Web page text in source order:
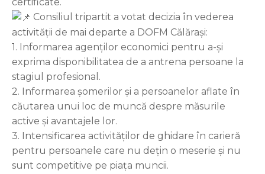
Consiliul tripartit a votat decizia în vederea
activității de mai departe a DOFM Călărași:
1. Informarea agenților economici pentru a-și
exprima disponibilitatea de a antrena persoane la
stagiul profesional.
2. Informarea șomerilor și a persoanelor aflate în
căutarea unui loc de muncă despre măsurile
active și avantajele lor.
3. Intensificarea activităților de ghidare în carieră
pentru persoanele care nu dețin o meserie și nu
sunt competitive pe piața muncii.